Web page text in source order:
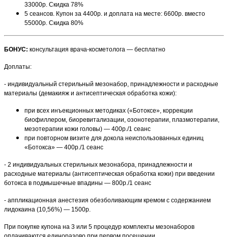
33000р. Скидка 78%
5 сеансов. Купон за 4400р. и доплата на месте: 6600р. вместо
55000р. Скидка 80%
БОНУС: консультация врача-косметолога — бесплатно
Доплаты:
- индивидуальный стерильный мезонабор, принадлежности и расходные
материалы (демакияж и антисептическая обработка кожи):
при всех инъекционных методиках («Ботоксе», коррекции
биофиллером, биоревитализации, озонотерапии, плазмотерапии,
мезотерапии кожи головы) — 400р./1 сеанс
при повторном визите для докола неиспользованных единиц
«Ботокса» — 400р./1 сеанс
- 2 индивидуальных стерильных мезонабора, принадлежности и
расходные материалы (антисептическая обработка кожи) при введении
ботокса в подмышечные впадины — 800р./1 сеанс
- аппликационная анестезия обезболивающим кремом с содержанием
лидокаина (10,56%) — 1500р.
При покупке купона на 3 или 5 процедур комплекты мезонаборов